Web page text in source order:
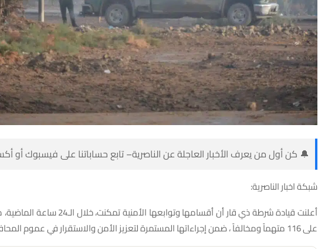
🔔 كن أول من يعرف الأخبار العاجلة عن الناصرية– تابع حساباتنا على فيسبوك أو
شبكة اخبار الناصرية:
أعلنت قيادة شرطة ذي قار أن أقسامها وتوابعها
على 116 متهماً ومخالفاً ، ضمن إجراءاتها المستمرة لتعزيز الأمن والاستقرار في عموم المحافظة.